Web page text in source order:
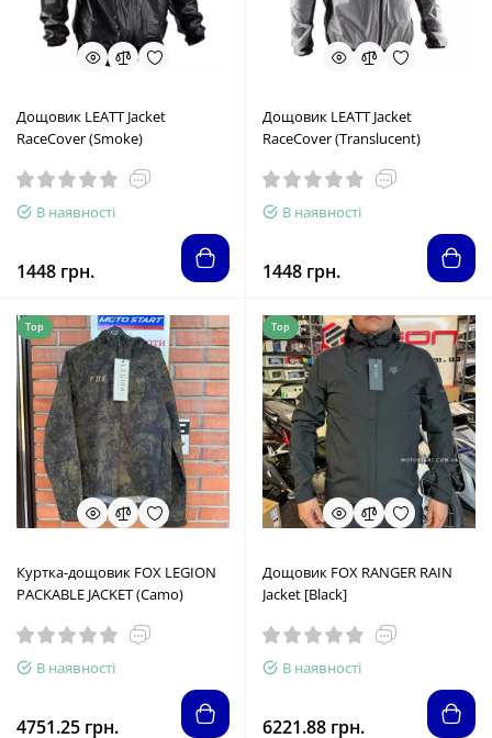
Дощовик LEATT Jacket
RaceCover (Smoke)
В наявності
1448 грн.
Дощовик LEATT Jacket
RaceCover (Translucent)
В наявності
1448 грн.
Top
Куртка-дощовик FOX LEGION
PACKABLE JACKET (Camo)
В наявності
4751.25 грн.
Top
Дощовик FOX RANGER RAIN
Jacket [Black]
В наявності
6221.88 грн.